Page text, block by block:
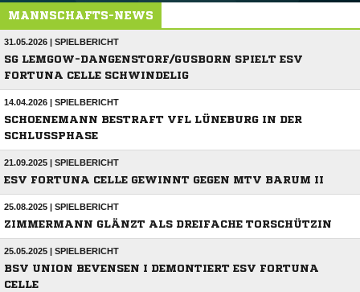
MANNSCHAFTS-NEWS
31.05.2026 | SPIELBERICHT
SG LEMGOW-DANGENSTORF/GUSBORN SPIELT ESV
FORTUNA CELLE SCHWINDELIG
14.04.2026 | SPIELBERICHT
SCHOENEMANN BESTRAFT VFL LÜNEBURG IN DER
SCHLUSSPHASE
21.09.2025 | SPIELBERICHT
ESV FORTUNA CELLE GEWINNT GEGEN MTV BARUM II
25.08.2025 | SPIELBERICHT
ZIMMERMANN GLÄNZT ALS DREIFACHE TORSCHÜTZIN
25.05.2025 | SPIELBERICHT
BSV UNION BEVENSEN I DEMONTIERT ESV FORTUNA
CELLE